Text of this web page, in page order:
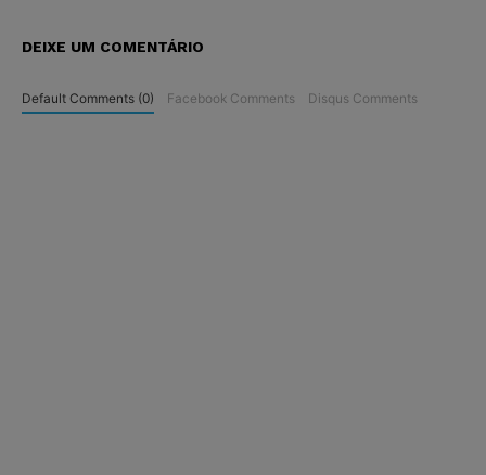
DEIXE UM COMENTÁRIO
Default Comments (0) Facebook Comments Disqus Comments